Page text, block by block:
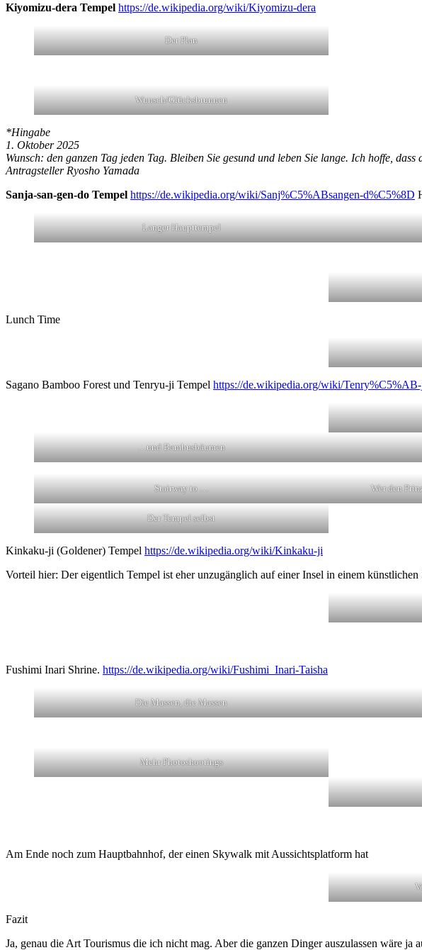
Kiyomizu-dera Tempel https://de.wikipedia.org/wiki/Kiyomizu-dera
Der Plan
Wunsch/Glücksbrunnen
*Hingabe
1. Oktober 2025
Wunsch: den ganzen Tag jeden Tag. Bleiben Sie gesund und leben Sie lange. Ich hoffe, dass
Antragsteller Ryosho Yamada
Sanja-san-gen-do Tempel https://de.wikipedia.org/wiki/Sanj%C5%ABsangen-d%C5%8D
Langer Haupttempel
Lunch Time
Sagano Bamboo Forest und Tenryu-ji Tempel https://de.wikipedia.org/wiki/
…und Bambusbäumen
Stairway to … Wer den
Der Tempel selbst
Kinkaku-ji (Goldener) Tempel https://de.wikipedia.org/wiki/Kinkaku-ji
Vorteil hier: Der eigentlich Tempel ist eher unzugänglich auf einer Insel in einem
Fushimi Inari Shrine. https://de.wikipedia.org/wiki/Fushimi_Inari-Taisha
Die Massen, die Massen
Mehr Photoshootings
Am Ende noch zum Hauptbahnhof, der einen Skywalk mit Aussichtsplatform hat
Fazit
Ja, genau die Art Tourismus die ich nicht mag. Aber die ganzen Dinger auszulassen wäre